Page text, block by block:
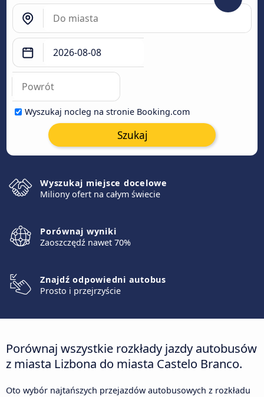
Wyszukaj nocleg na stronie Booking.com
Szukaj
Wyszukaj miejsce docelowe
Miliony ofert na całym świecie
Porównaj wyniki
Zaoszczędź nawet 70%
Znajdź odpowiedni autobus
Prosto i przejrzyście
Porównaj wszystkie rozkłady jazdy autobusów
z miasta Lizbona do miasta Castelo Branco.
Oto wybór najtańszych przejazdów autobusowych z rozkładu